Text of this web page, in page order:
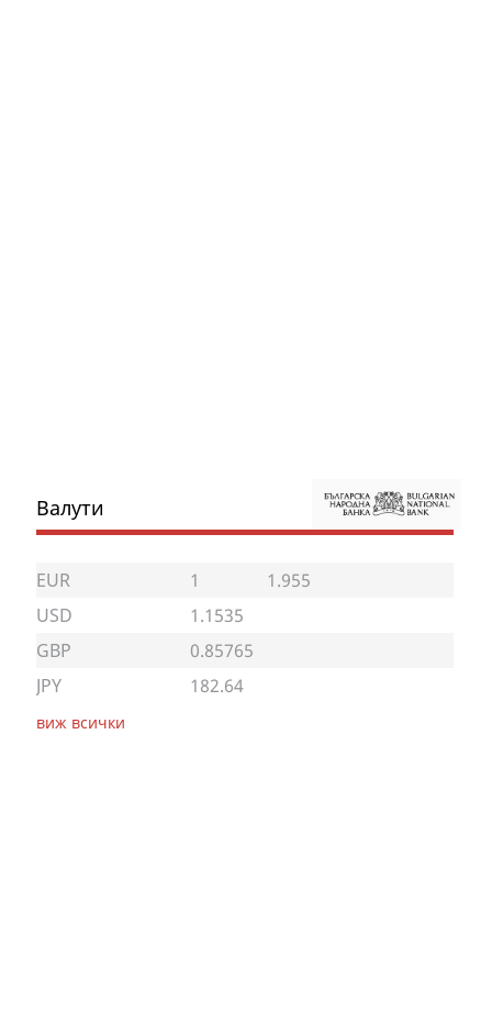
Валути
EUR 1
1.955
USD
1.1535
GBP
0.85765
JPY
182.64
виж всички